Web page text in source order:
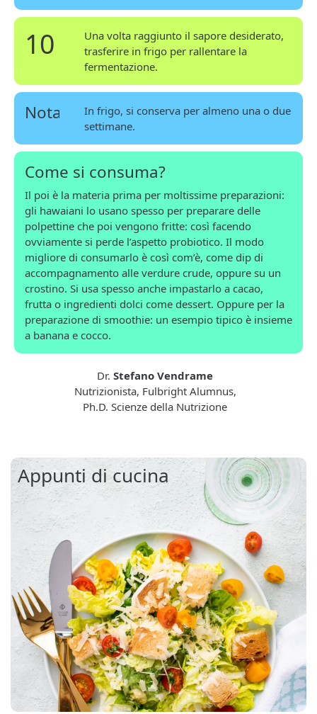
10
Una volta raggiunto il sapore desiderato,
trasferire in frigo per rallentare la
fermentazione.
Nota
In frigo, si conserva per almeno una o due
settimane.
Come si consuma?
Il poi è la materia prima per moltissime preparazioni:
gli hawaiani lo usano spesso per preparare delle
polpettine che poi vengono fritte: così facendo
ovviamente si perde l’aspetto probiotico. Il modo
migliore di consumarlo è così com’è, come dip di
accompagnamento alle verdure crude, oppure su un
crostino. Si usa spesso anche impastarlo a cacao,
frutta o ingredienti dolci come dessert. Oppure per la
preparazione di smoothie: un esempio tipico è insieme
a banana e cocco.
Dr. Stefano Vendrame
Nutrizionista, Fulbright Alumnus,
Ph.D. Scienze della Nutrizione
Appunti di cucina